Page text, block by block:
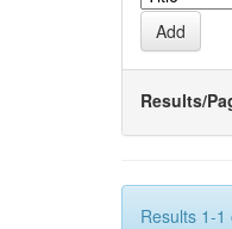
Results/
Results 1-